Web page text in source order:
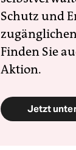
Schutz und
Finden Sie
Aktion.
Jetzt